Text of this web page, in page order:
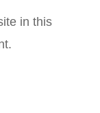
in this